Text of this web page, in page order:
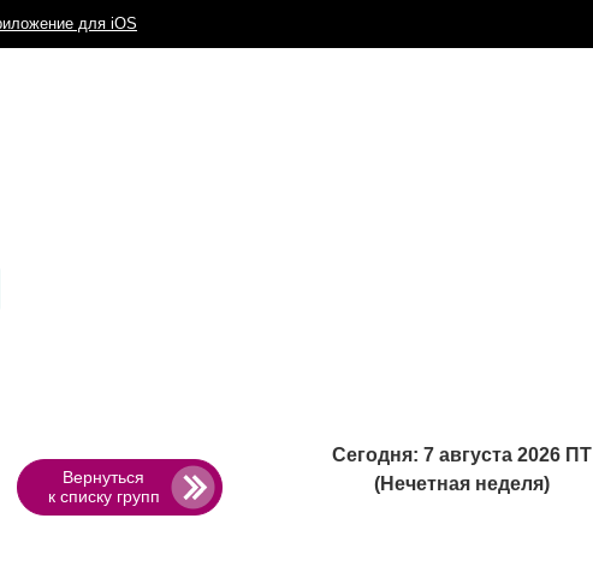
для iOS
Вернуться
к списку групп
Сегодня: 7 августа 2026 ПТ
(Нечетная неделя)